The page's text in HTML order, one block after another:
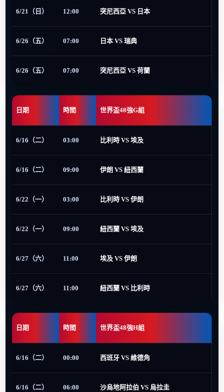
6/21（日） 12:00 突尼西亞 VS 日本
6/26（五） 07:00 日本 VS 瑞典
6/26（五） 07:00 突尼西亞 VS 荷蘭
日期 時間 世界盃48強G組
6/16（二） 03:00 比利時 VS 埃及
6/16（二） 09:00 伊朗 VS 紐西蘭
6/22（一） 03:00 比利時 VS 伊朗
6/22（一） 09:00 紐西蘭 VS 埃及
6/27（六） 11:00 埃及 VS 伊朗
6/27（六） 11:00 紐西蘭 VS 比利時
日期 時間 世界盃48強H組
6/16（二） 00:00 西班牙 VS 維德角
6/16（二） 06:00 沙烏地阿拉伯 VS 烏拉圭